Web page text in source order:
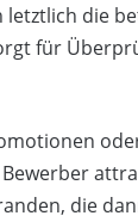
die
für
die